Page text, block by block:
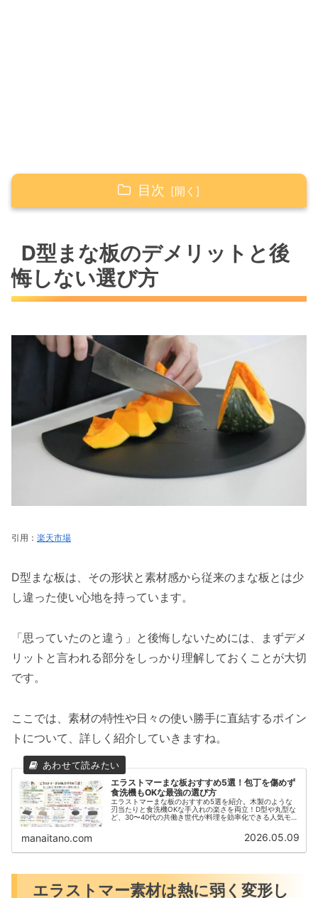
目次
エラストマー素材は熱に弱く変形しやすい
食洗機対応でも油断禁物な耐熱温度
食材が滑る原因と切りにくさの真実
柔らかい刃当たりは好みが分かれる
D型まな板のデメリットを解消する活用術
キッチンが狭いなら丸型よりD型が有利
傷や黒ずみを防ぐ正しい手入れ方法
安い類似品と高品質な正規品の違い
鍋敷き代用は厳禁！変形を防ぐ使い方
重さと安定性を確保する滑り止め対策
D型まな板のデメリットと後
悔しない選び方
引用： 楽天市場
D型まな板は、その形状と素材感から従来のまな板とは少
し違った使い心地を持っています。
「思っていたのと違う」と後悔しないためには、まずデメ
リットと言われる部分をしっかり理解しておくことが大切
です。
ここでは、素材の特性や日々の使い勝手に直結するポイン
トについて、詳しく紹介していきますね。
エラストマーまな板おすすめ5選！包丁を傷めず
食洗機もOKな最強の選び方
エラストマーまな板のおすすめ5選を紹介。木製のような
刃当たりと食洗機OKな手入れの楽さを両立！D型や丸型な
ど、30〜40代の共働き世代が料理を効率化できる人気モデ
manaitano.com 2026.05.09
エラストマー素材は熱に弱く変形し